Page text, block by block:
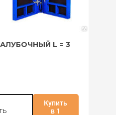
L = 3
Купить
в 1